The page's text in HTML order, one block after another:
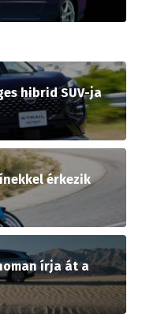
hibrid SUV-ja
érkezik
írja át a